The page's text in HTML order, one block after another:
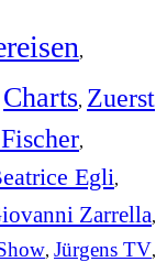
,
Charts, Zuerst
,
Egli,
Zarrella,
, Jürgens TV,